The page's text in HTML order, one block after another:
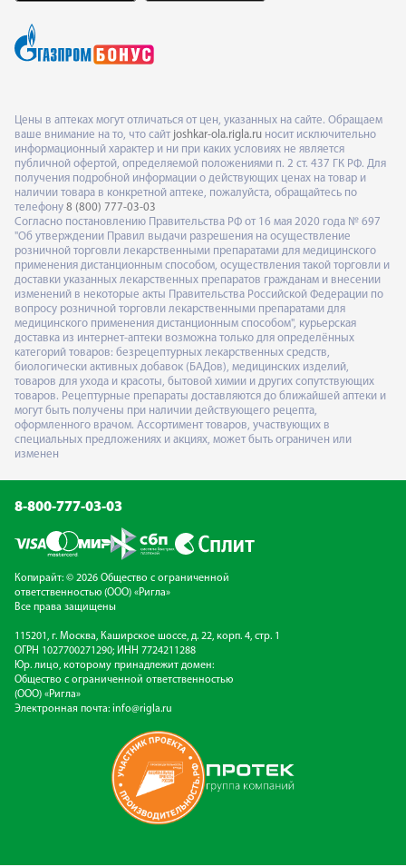
Цены в аптеках могут отличаться от цен, указанных на сайте. Обращаем
ваше внимание на то, что сайт joshkar-ola.rigla.ru носит исключительно
информационный характер и ни при каких условиях не является
публичной офертой, определяемой положениями п. 2 ст. 437 ГК РФ. Для
получения подробной информации о действующих ценах на товар и
наличии товара в конкретной аптеке, пожалуйста, обращайтесь по
телефону 8 (800) 777-03-03
Согласно постановлению Правительства РФ от 16 мая 2020 года № 697
"Об утверждении Правил выдачи разрешения на осуществление
розничной торговли лекарственными препаратами для медицинского
применения дистанционным способом, осуществления такой торговли и
доставки указанных лекарственных препаратов гражданам и внесении
изменений в некоторые акты Правительства Российской Федерации по
вопросу розничной торговли лекарственными препаратами для
медицинского применения дистанционным способом", курьерская
доставка из интернет-аптеки возможна только для определённых
категорий товаров: безрецептурных лекарственных средств,
биологически активных добавок (БАДов), медицинских изделий,
товаров для ухода и красоты, бытовой химии и других сопутствующих
товаров. Рецептурные препараты доставляются до ближайшей аптеки и
могут быть получены при наличии действующего рецепта,
оформленного врачом. Ассортимент товаров, участвующих в
специальных предложениях и акциях, может быть ограничен или
изменен
8-800-777-03-03
Копирайт: © 2026 Общество с ограниченной
ответственностью (ООО) «Ригла»
Все права защищены
115201, г. Москва, Каширское шоссе, д. 22, корп. 4, стр. 1
ОГРН 1027700271290; ИНН 7724211288
Юр. лицо, которому принадлежит домен:
Общество с ограниченной ответственностью
(ООО) «Ригла»
Электронная почта: info@rigla.ru